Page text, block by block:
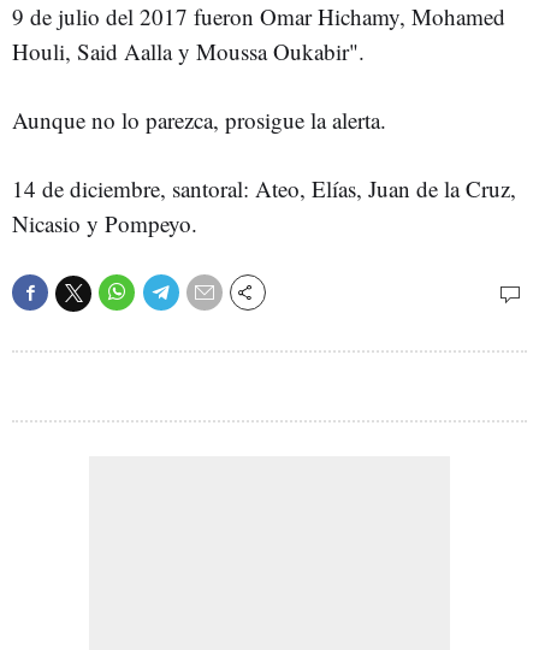
9 de julio del 2017 fueron Omar Hichamy, Mohamed
Houli, Said Aalla y Moussa Oukabir".
Aunque no lo parezca, prosigue la alerta.
14 de diciembre, santoral: Ateo, Elías, Juan de la Cruz,
Nicasio y Pompeyo.